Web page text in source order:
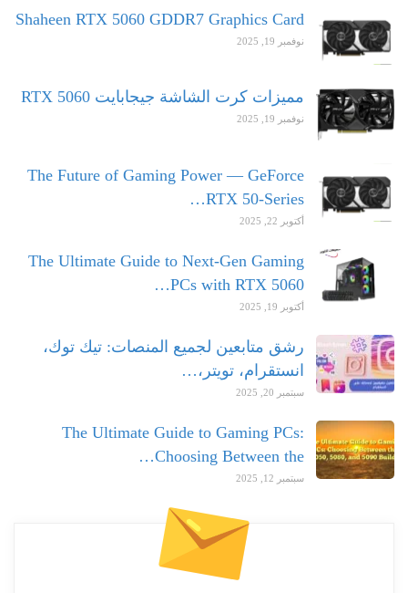
Shaheen RTX 5060 GDDR7 Graphics Card
نوفمبر 19, 2025
مميزات كرت الشاشة جيجابايت RTX 5060
نوفمبر 19, 2025
The Future of Gaming Power — GeForce
RTX 50-Series…
أكتوبر 22, 2025
The Ultimate Guide to Next-Gen Gaming
PCs with RTX 5060…
أكتوبر 19, 2025
رشق متابعين لجميع المنصات: تيك توك،
انستقرام، تويتر،…
سبتمبر 20, 2025
The Ultimate Guide to Gaming PCs:
Choosing Between the…
سبتمبر 12, 2025